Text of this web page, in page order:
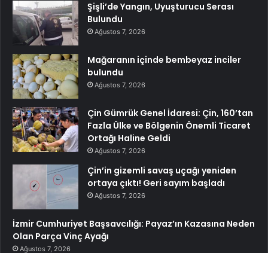
Şişli’de Yangın, Uyuşturucu Serası
Bulundu
Ağustos 7, 2026
Mağaranın içinde bembeyaz inciler
bulundu
Ağustos 7, 2026
Çin Gümrük Genel İdaresi: Çin, 160’tan
Fazla Ülke ve Bölgenin Önemli Ticaret
Ortağı Haline Geldi
Ağustos 7, 2026
Çin’in gizemli savaş uçağı yeniden
ortaya çıktı! Geri sayım başladı
Ağustos 7, 2026
İzmir Cumhuriyet Başsavcılığı: Payaz’ın Kazasına Neden
Olan Parça Vinç Ayağı
Ağustos 7, 2026